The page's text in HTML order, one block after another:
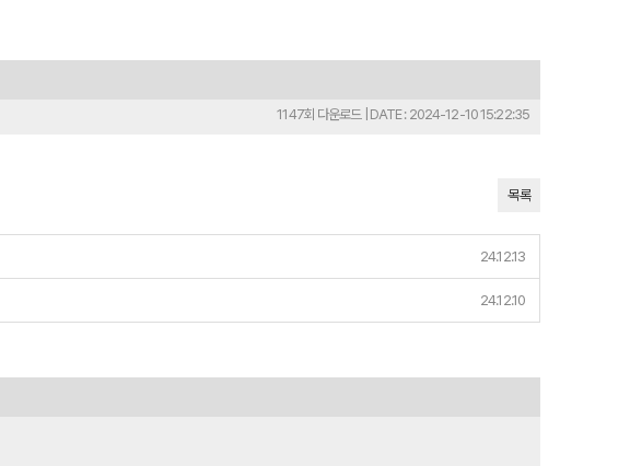
1147회 다운로드 | DATE : 2024-12-10 15:22:35
목록
24.12.13
24.12.10